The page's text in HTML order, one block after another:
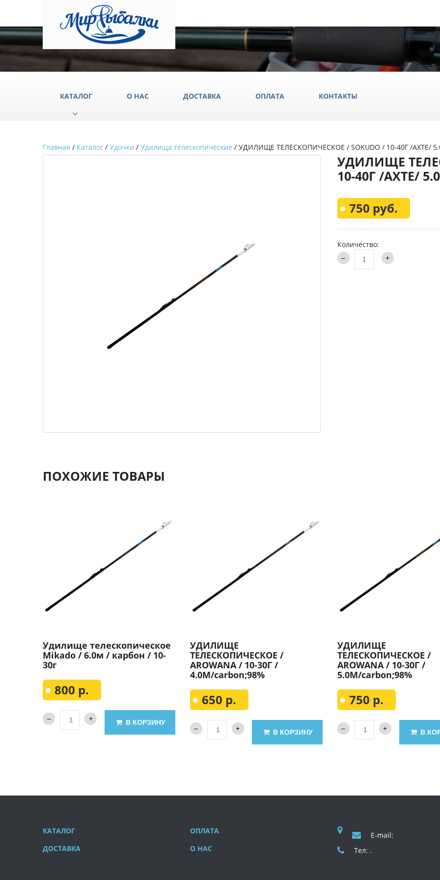
КАТАЛОГ
Аксессуары
Грузила
Снасти на хищника
Стулья и столы
Всё
О НАС ДОСТАВКА ОПЛАТА КОНТАКТЫ
Главная / Каталог / Удочки / Удилища телескопические / УДИЛИЩЕ ТЕЛЕСКОПИЧЕСКОЕ / SOKUDO / 10-40Г /AXTE/
УДИЛИЩЕ
10-40Г /AXTE/
750 руб.
Количество:
ПОХОЖИЕ ТОВАРЫ
Удилище телескопическое
Mikado / 6.0м / карбон / 10-
30г
800 р.
В КОРЗИНУ
УДИЛИЩЕ
ТЕЛЕСКОПИЧЕСКОЕ /
AROWANA / 10-30Г /
4.0М/carbon;98%
650 р.
В КОРЗИНУ
УДИЛИЩЕ
ТЕЛЕСКОПИЧЕСКОЕ /
AROWANA / 10-30Г /
5.0М/carbon;98%
750 р.
В
КАТАЛОГ
ДОСТАВКА
ОПЛАТА
О НАС
E-mail:
Тел: .